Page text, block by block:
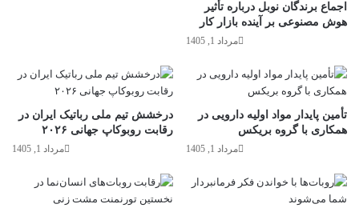
اجماع برندگان نوبل درباره تأثیر
هوش مصنوعی بر آینده بازار کار
مرداد 1, 1405
درخشش تیم ملی رباتیک ایران در
رقابت روبوکاپ جهانی ۲۰۲۶
مرداد 1, 1405
تأمین پایدار مواد اولیه دارویی در
همکاری با گروه بریکس
مرداد 1, 1405